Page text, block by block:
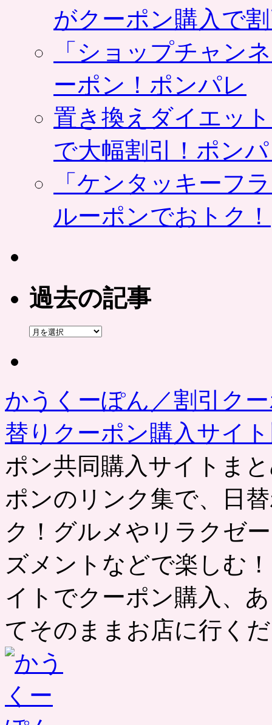
がクーポン購入で
「ショップチャン
ーポン！ポンパレ
置き換えダイエッ
で大幅割引！ポン
「ケンタッキーフ
ルーポンでおトク！
過去の記事
過
かうくーぽん／割引ク
替りクーポン購入サイ
ポン共同購入サイトま
ポンのリンク集で、日
ク！グルメやリラクゼ
ズメントなどで楽しむ
イトでクーポン購入、
てそのままお店に行く